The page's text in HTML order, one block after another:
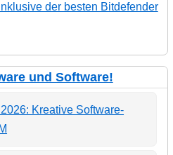
der besten Bitdefender
und Software!
Kreative Software-